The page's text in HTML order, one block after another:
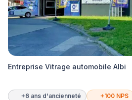
Entreprise Vitrage automobile Albi
+6 ans d'ancienneté +100 NPS